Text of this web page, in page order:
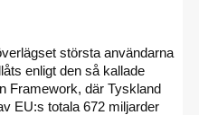
största användarna
enligt den så kallade
Framework, där Tyskland
EU:s totala 672 miljarder